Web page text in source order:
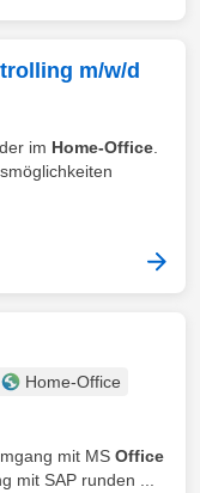
m/w/d
im Home-Office
Home-Office
mit MS Office
mit SAP runden ...